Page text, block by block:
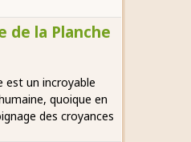
de la Planche
est un incroyable
quoique en
des croyances